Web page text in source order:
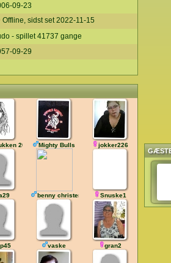
09-23
Offline, sidst set2022-11-15
- spillet 41737 gange
09-29
2021 Mighty Bulls jokker226
benny christense Snuske1
vaske gran2